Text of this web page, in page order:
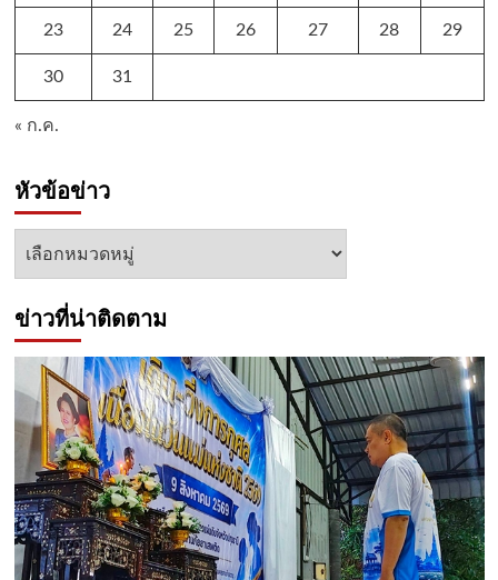
23 24 25 26 27 28 29
30 31
« ก.ค.
หัวข้อข่าว
หัวข้อ
ข่าวที่น่าติดตาม